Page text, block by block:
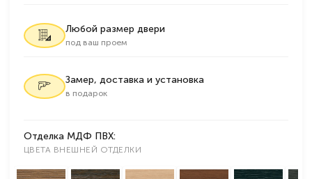
Любой размер двери
под ваш проем
Замер, доставка и установка
в подарок
Отделка МДФ ПВХ:
ЦВЕТА ВНЕШНЕЙ ОТДЕЛКИ